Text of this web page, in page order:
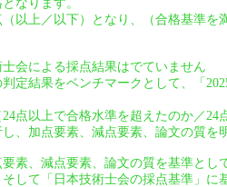
なります。
（以上／以下）となり、（合格基準を
士会による採点結果はでていません
定結果をベンチマークとして、「
点以上で合格水準を超えたのか／
、加点要素、減点要素、論文の質を
素、減点要素、論文の質を基準とし
して「日本技術士会の採点基準」に